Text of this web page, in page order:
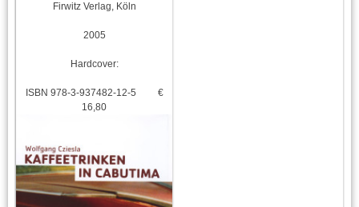
Firwitz Verlag, Köln
2005
Hardcover:
ISBN 978-3-937482-12-5 €
16,80